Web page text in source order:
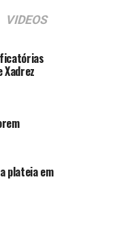
VIDEOS
Xadrez
plateia em